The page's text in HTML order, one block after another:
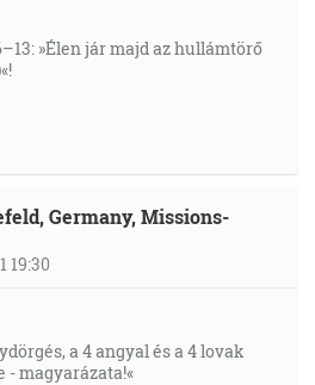
»Élen jár majd az hullámtörő
Germany, Missions-
19:30
a 4 angyal és a 4 lovak
magyarázata!«